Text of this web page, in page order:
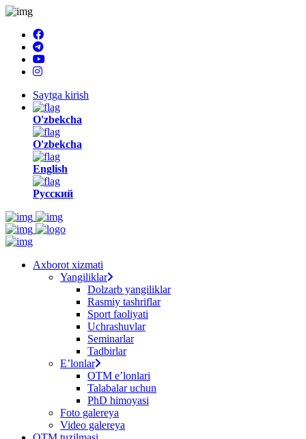
Saytga kirish
O'zbekcha
O'zbekcha
English
Русский
Axborot xizmati
Yangiliklar
Dolzarb yangiliklar
Rasmiy tashriflar
Sport faoliyati
Uchrashuvlar
Seminarlar
Tadbirlar
Eʼlonlar
OTM eʼlonlari
Talabalar uchun
PhD himoyasi
Foto galereya
Video galereya